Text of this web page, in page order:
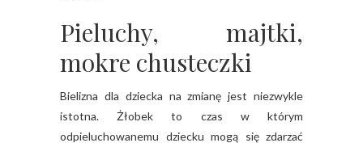
Pieluchy, majtki,
mokre chusteczki
Bielizna dla dziecka na zmianę jest niezwykle
istotna. Żłobek to czas w którym
odpieluchowanemu dziecku mogą się zdarzać